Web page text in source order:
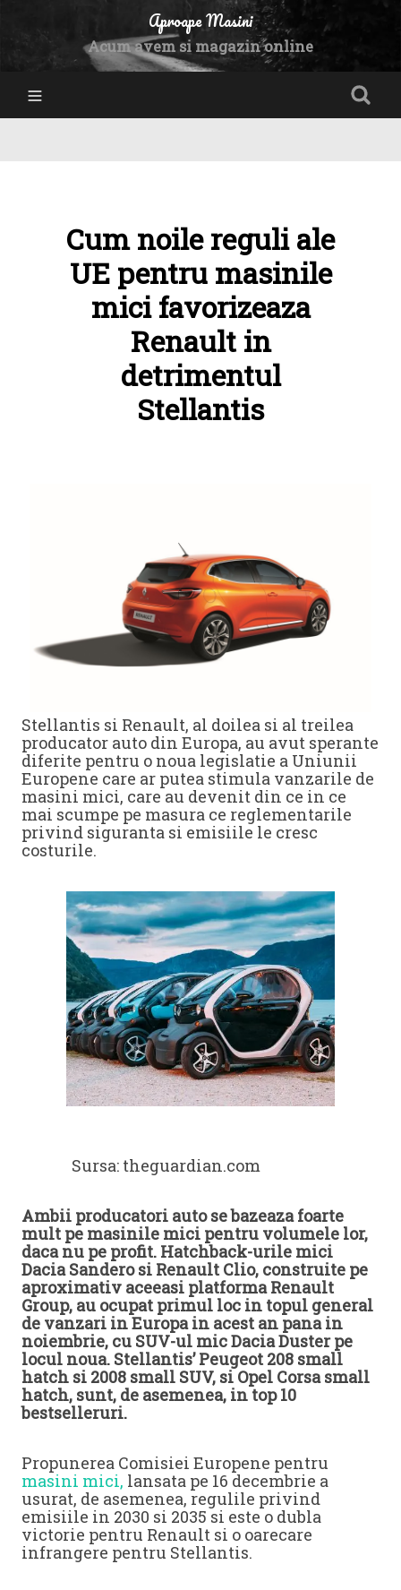
Aproape Masini
Acum avem si magazin online
Cum noile reguli ale
UE pentru masinile
mici favorizeaza
Renault in
detrimentul
Stellantis
Stellantis si Renault, al doilea si al treilea
producator auto din Europa, au avut sperante
diferite pentru o noua legislatie a Uniunii
Europene care ar putea stimula vanzarile de
masini mici, care au devenit din ce in ce
mai scumpe pe masura ce reglementarile
privind siguranta si emisiile le cresc
costurile.
Sursa: theguardian.com
Ambii producatori auto se bazeaza foarte
mult pe masinile mici pentru volumele lor,
daca nu pe profit. Hatchback-urile mici
Dacia Sandero si Renault Clio, construite pe
aproximativ aceeasi platforma Renault
Group, au ocupat primul loc in topul general
de vanzari in Europa in acest an pana in
noiembrie, cu SUV-ul mic Dacia Duster pe
locul noua. Stellantis’ Peugeot 208 small
hatch si 2008 small SUV, si Opel Corsa small
hatch, sunt, de asemenea, in top 10
bestselleruri.
Propunerea Comisiei Europene pentru
masini mici, lansata pe 16 decembrie a
usurat, de asemenea, regulile privind
emisiile in 2030 si 2035 si este o dubla
victorie pentru Renault si o oarecare
infrangere pentru Stellantis.